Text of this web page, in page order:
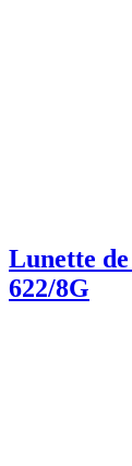
Lunette
622/8G